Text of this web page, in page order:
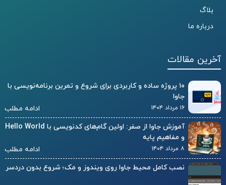
بلاگ
درباره ما
آخرین مقالات
۱۰ پروژه ساده و کاربردی برای شروع و تمرین برنامه‌نویسی با
جاوا
۱۶ مرداد ۱۴۰۴
ادامه مطلب
آموزش جاوا از صفر: اولین گام‌های کدنویسی با Hello World
و مفاهیم پایه
۸ مرداد ۱۴۰۴
ادامه مطلب
نصب کامل محیط جاوا روی ویندوز و مک؛ شروع بدون دردسر